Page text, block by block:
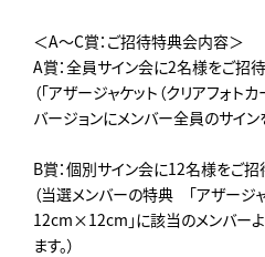
＜A～C賞：ご招待特典会内容＞
A賞：全員サイン会に2名様をご招待
（「アザージャケット（クリアフォ
バージョンにメンバー全員のサイン
B賞：個別サイン会に12名様をご招
（当選メンバーの特典 「アザージ
12cm×12cm」に該当のメンバー
ます。）